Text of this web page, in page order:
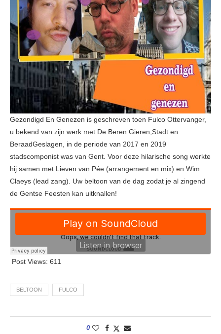
Gezondigd En Genezen is geschreven toen Fulco Ottervanger,
u bekend van zijn werk met De Beren Gieren,Stadt en
BeraadGeslagen, in de periode van 2017 en 2019
stadscomponist was van Gent. Voor deze hilarische song werkte
hij samen met Lieven van Pée (arrangement en mix) en Wim
Claeys (lead zang). Uw beltoon van de dag zodat je al zingend
de Gentse Feesten kan uitknallen!
Post Views: 611
BELTOON FULCO
0